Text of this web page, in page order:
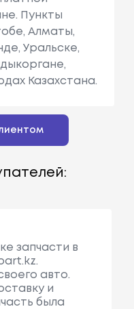
Пункты
Алматы,
Уральске,
Казахстана.
запчасти в
авто.
и
была